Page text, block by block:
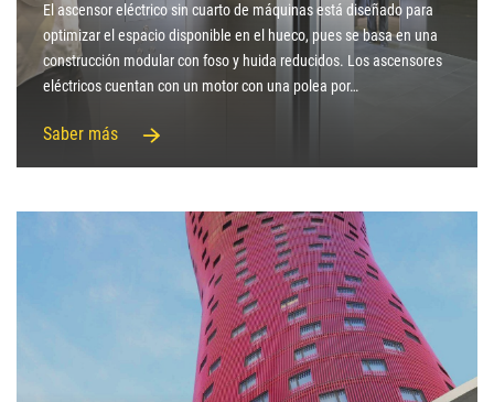
El ascensor eléctrico sin cuarto de máquinas está diseñado para
optimizar el espacio disponible en el hueco, pues se basa en una
construcción modular con foso y huida reducidos. Los ascensores
eléctricos cuentan con un motor con una polea por…
Saber más